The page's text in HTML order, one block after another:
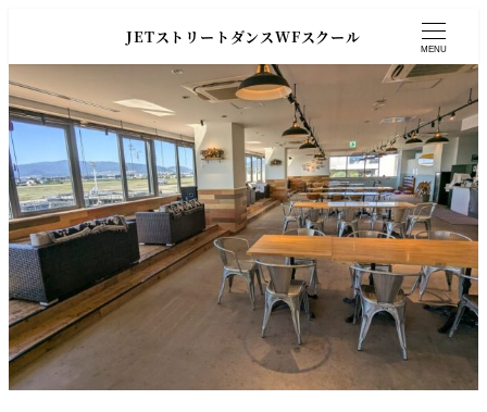
JETストリートダンスWFスクール
MENU